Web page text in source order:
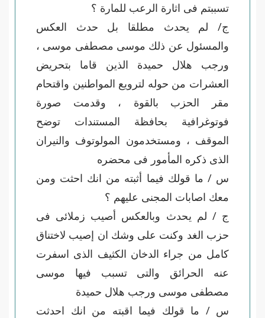
تسببتم فى اثارة الرعب للمارة ؟
ج/ لم يحدث مطلقا بل حدث العكس
والمسئول عن ذلك موسى مصطفى موسى ،
ورجب هلال حميدة الذين قاما بتحريض
العشرات من حوله لترويع المواطنين واقتحام
مقر الحزب بالقوة ، وقدمت صورة
فوتوغرافية بحافظة المستندات توضح
الموقف ، ومستخدمون المولوتوف والنيران
الذى ذكره المأمور فى محضره
س / ما قولك فيما أثبته من انك احثت ومن
معك اصابات المجنى عليهم ؟
ج / لم يحدث وبالعكس أصيب زملائى فى
حزب الغد وكنت على وشك ان إصيب لاختناق
كامل من جراء الدخان الكثيف الذى اسفرت
عنه الحرائق والتى تسبب فيها موسى
مصطفى موسى ورجب هلال حميدة
س / ما قولك فيما اقبته من انك احدثت